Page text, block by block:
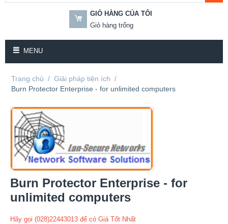
GIỎ HÀNG CỦA TÔI
Giỏ hàng trống
MENU
Trang chủ / Giải pháp tiện ích /
Burn Protector Enterprise - for unlimited computers
Burn Protector Enterprise - for
unlimited computers
Hãy gọi (028)22443013 để có Giá Tốt Nhất